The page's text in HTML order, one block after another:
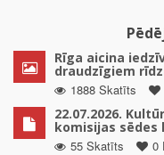
Rīga aicina
draudzīgiem
1888 Skatīts
22.07.2026.
komisijas sēdes
55 Skatīts
0